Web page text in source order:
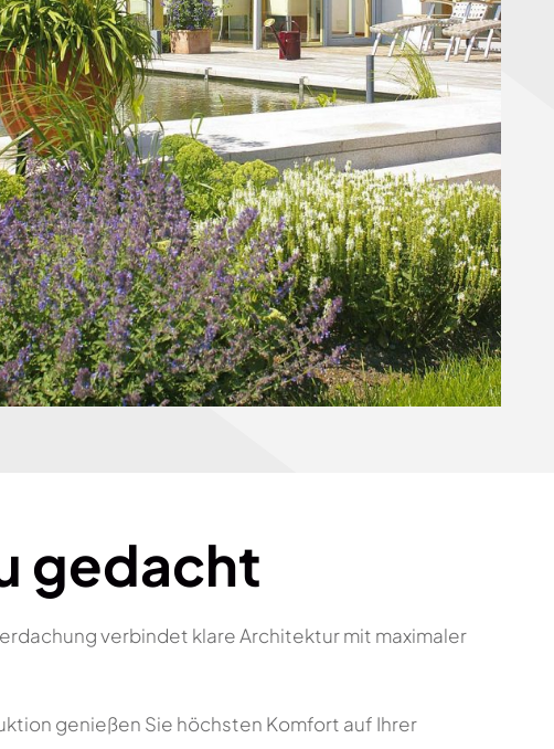
gedacht
verbindet klare Architektur mit maximaler
genießen Sie höchsten Komfort auf Ihrer